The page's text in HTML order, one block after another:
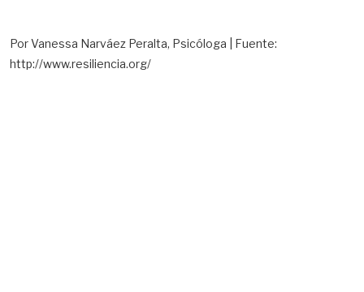
Por Vanessa Narváez Peralta, Psicóloga | Fuente:
http://www.resiliencia.org/